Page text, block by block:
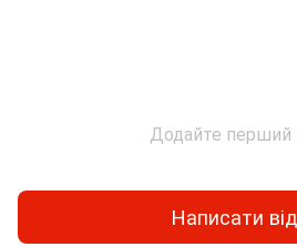
Додайте перший
Написати